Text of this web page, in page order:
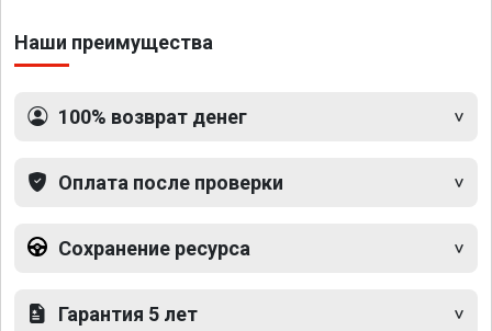
Наши преимущества
100% возврат денег
Оплата после проверки
Сохранение ресурса
Гарантия 5 лет